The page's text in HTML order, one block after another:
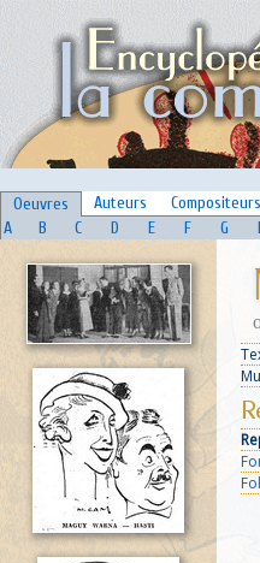
Oeuvres
Auteurs Compositeurs
A
B C D E F G